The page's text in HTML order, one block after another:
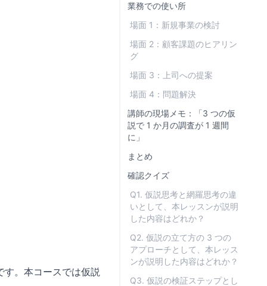
す。本コースでは仮説
業務での使い所
場面 1：新規事業の検討
場面 2：顧客課題のヒアリン
グ
場面 3：上司への提案
場面 4：問題解決
講師の現場メモ：「3 つの仮
説で 1 か月の調査が 1 週間
に」
まとめ
確認クイズ
Q1. 仮説思考と網羅思考の違
いとして、本レッスンが説明
した内容はどれか？
Q2. 仮説の立て方の 3 つの
アプローチとして、本レッス
ンが説明した内容はどれか？
Q3. 仮説の検証ステップとし